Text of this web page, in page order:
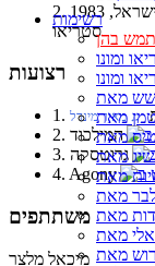
רשימות
בהן
ומונו
ומונו
2. וריאציה נוספת, אריך נגן “12, ישראל, 1983, Zamir, 20004,
סטריאו
רצועות
♫ מאיר מינדל
2. המילכוד
3. גרוטסקה
4. Agony
משתתפים
מיכאל מלצר